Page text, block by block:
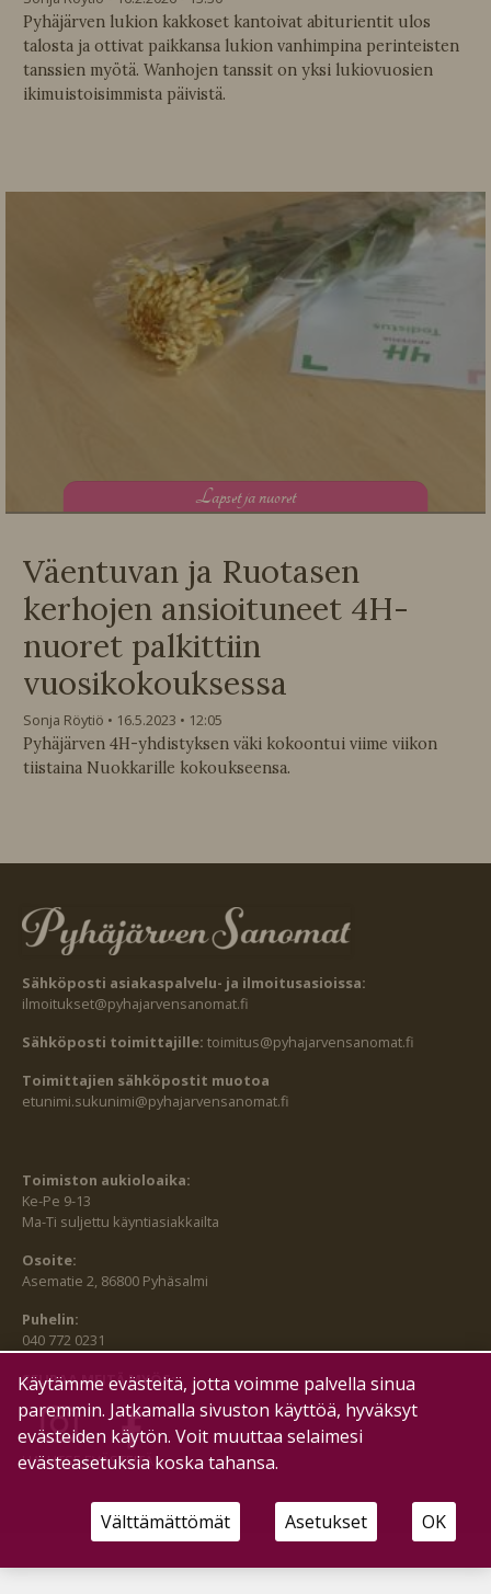
Pyhäjärven lukion kakkoset kantoivat abiturientit ulos
talosta ja ottivat paikkansa lukion vanhimpina perinteisten
tanssien myötä. Wanhojen tanssit on yksi lukiovuosien
ikimuistoisimmista päivistä.
Lapset ja nuoret
Väentuvan ja Ruotasen
kerhojen ansioituneet 4H-
nuoret palkittiin
vuosikokouksessa
Sonja Röytiö 16.5.2023
12:05
Pyhäjärven 4H-yhdistyksen väki kokoontui viime viikon
tiistaina Nuokkarille kokoukseensa.
Sähköposti asiakaspalvelu- ja ilmoitusasioissa:
ilmoitukset@pyhajarvensanomat.fi
Sähköposti toimittajille: toimitus@pyhajarvensanomat.fi
Toimittajien sähköpostit muotoa
etunimi.sukunimi@pyhajarvensanomat.fi
Toimiston aukioloaika:
Ke-Pe 9-13
Ma-Ti suljettu käyntiasiakkailta
Osoite:
Asematie 2, 86800 Pyhäsalmi
Puhelin:
040 772 0231
SEURAA MEITÄ MYÖS:
HALLITSE EVÄSTEITÄ
Käytämme evästeitä, jotta voimme palvella sinua
paremmin. Jatkamalla sivuston käyttöä, hyväksyt
evästeiden käytön. Voit muuttaa selaimesi
evästeasetuksia koska tahansa.
Välttämättömät Asetukset OK